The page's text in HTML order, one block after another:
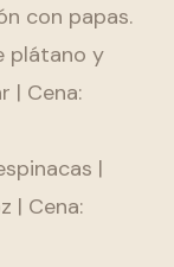
con papas.
plátano y
| Cena:
|
| Cena: